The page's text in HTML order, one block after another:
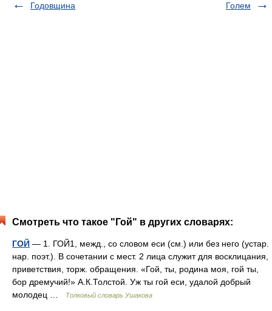
Годовщина Голем
Смотреть что такое "Гой" в других словарях:
ГОЙ — 1. ГОЙ1, межд., со словом еси (см.) или без него (устар.
нар. поэт.). В сочетании с мест. 2 лица служит для восклицания,
приветствия, торж. обращения. «Гой, ты, родина моя, гой ты,
бор дремучий!» А.К.Толстой. Уж ты гой еси, удалой добрый
молодец …
Толковый словарь Ушакова